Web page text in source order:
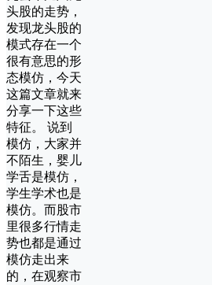
头股的走势，
发现龙头股的
模式存在一个
很有意思的形
态模仿，今天
这篇文章就来
分享一下这些
特征。 说到
模仿，大家并
不陌生，婴儿
学舌是模仿，
学生学术也是
模仿。而股市
里很多行情走
势也都是通过
模仿走出来
的，在观察市